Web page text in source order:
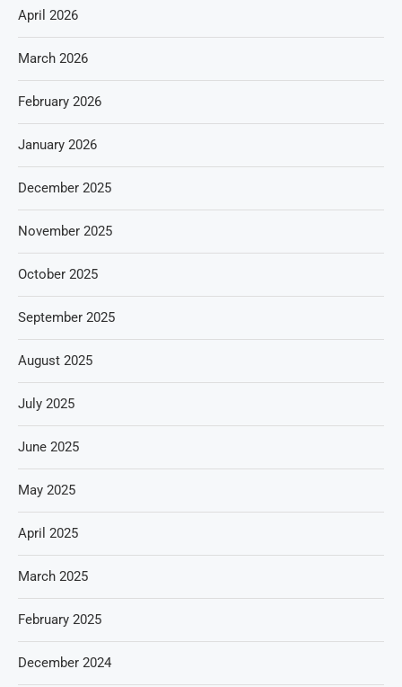
April 2026
March 2026
February 2026
January 2026
December 2025
November 2025
October 2025
September 2025
August 2025
July 2025
June 2025
May 2025
April 2025
March 2025
February 2025
December 2024